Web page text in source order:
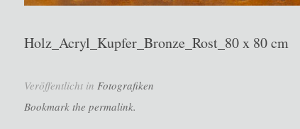
Holz_Acryl_Kupfer_Bronze_Rost_80 x 80 cm
Veröffentlicht in Fotografiken
Bookmark the permalink.